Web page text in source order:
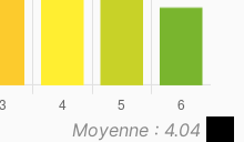
Moyenne : 4.04